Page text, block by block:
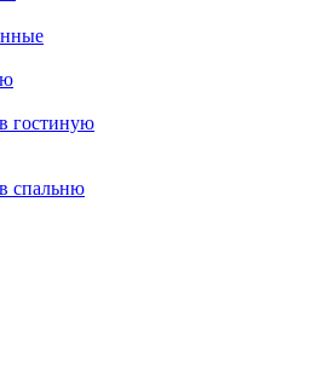
гостиную
спальню